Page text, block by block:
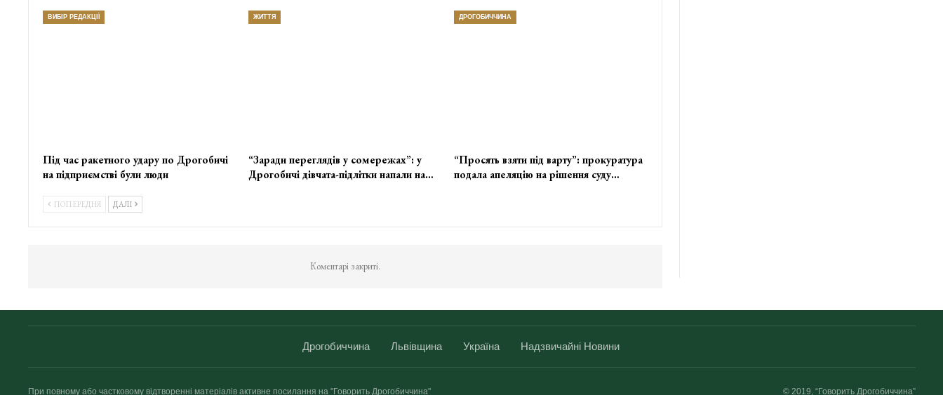
ВИБІР РЕДАКЦІЇ
Під час ракетного удару по Дрогобичі
на підприємстві були люди
ЖИТТЯ
“Заради переглядів у сомережах”: у
Дрогобичі дівчата-підлітки напали на…
ДРОГОБИЧЧИНА
“Просять взяти під варту”: прокуратура
подала апеляцію на рішення суду…
ПОПЕРЕДНЯ ДАЛІ
Коментарі закриті.
Дрогобиччина Львівщина Україна Надзвичайні Новини
При повному або частковому відтворенні матеріалів активне посилання на "Говорить Дрогобиччина" © 2019, “Говорить Дрогобиччина”